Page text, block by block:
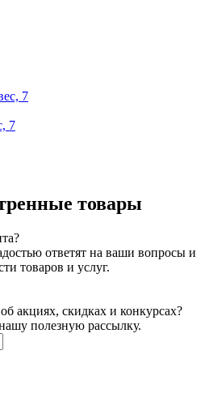
7
товары
ответят на ваши вопросы и
товаров и услуг.
акциях, скидках и конкурсах?
полезную рассылку.